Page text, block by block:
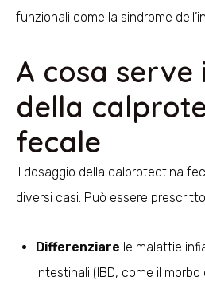
funzionali come la sindrome
A cosa serve
della
fecale
Il dosaggio della calprotectina
diversi casi. Può essere
Differenziare le malattie
intestinali (IBD, come il